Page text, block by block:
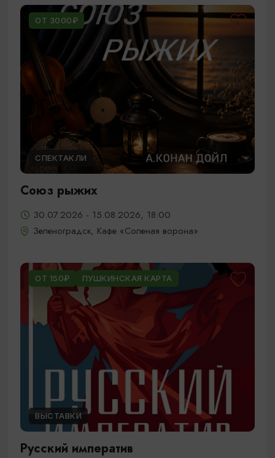
ОТ 3000₽
СПЕКТАКЛИ
Союз рыжих
30.07.2026 - 15.08.2026, 18:00
Зеленоградск, Кафе «Соленая ворона»
ОТ 150₽ ПУШКИНСКАЯ КАРТА
ВЫСТАВКИ
Русский императив